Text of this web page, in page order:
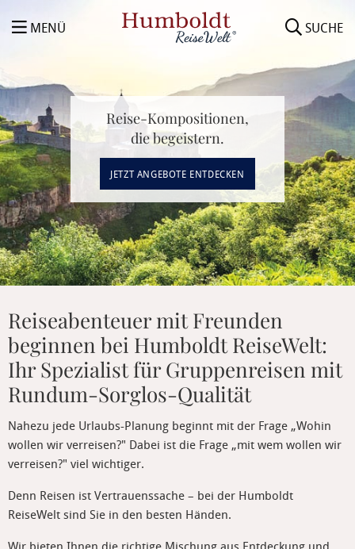
MENÜ SUCHE
Reise-Kompositionen,
die begeistern.
JETZT ANGEBOTE ENTDECKEN
Reiseabenteuer mit Freunden
beginnen bei Humboldt ReiseWelt:
Ihr Spezialist für Gruppenreisen mit
Rundum-Sorglos-Qualität
Nahezu jede Urlaubs-Planung beginnt mit der Frage „Wohin
wollen wir verreisen?" Dabei ist die Frage „mit wem wollen wir
verreisen?" viel wichtiger.
Denn Reisen ist Vertrauenssache – bei der Humboldt
ReiseWelt sind Sie in den besten Händen.
Wir bieten Ihnen die richtige Mischung aus Entdeckung und